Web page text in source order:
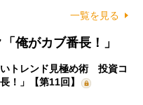
一覧を見る
俺がカブ番長！」
いトレンド見極め術 投資コ
！」【第11回】